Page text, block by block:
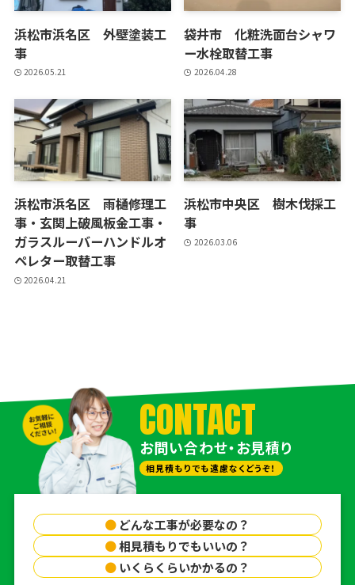
浜松市浜名区 外壁塗装工
事
2026.05.21
袋井市 化粧洗面台シャワ
ー水栓取替工事
2026.04.28
浜松市浜名区 雨樋修理工
事・玄関上破風板金工事・
ガラスルーバーハンドルオ
ペレター取替工事
2026.04.21
浜松市中央区 樹木伐採工
事
2026.03.06
CONTACT
お問い合わせ・お見積り
相見積もりでも遠慮なくどうぞ！
● どんな工事が必要なの？
●相見積もりでもいいの？
● いくらくらいかかるの？